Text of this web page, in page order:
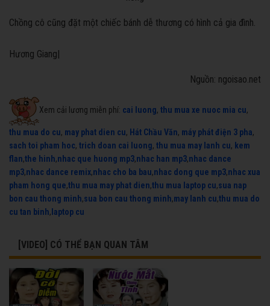
Chồng cô cũng đặt một chiếc bánh dễ thương có hình cả gia đình.
Hương Giang|
Nguồn: ngoisao.net
Xem cải lương miễn phí: cai luong, thu mua xe nuoc mia cu,
thu mua do cu, may phat dien cu, Hát Chầu Văn, máy phát điện 3 pha,
sach toi pham hoc, trich doan cai luong, thu mua may lanh cu, kem
flan,the hinh,nhac que huong mp3,nhac han mp3,nhac dance
mp3,nhac dance remix,nhac cho ba bau,nhac dong que mp3,nhac xua
pham hong que,thu mua may phat dien,thu mua laptop cu,sua nap
bon cau thong minh,sua bon cau thong minh,may lanh cu,thu mua do
cu tan binh, laptop cu
[VIDEO] CÓ THỂ BẠN QUAN TÂM